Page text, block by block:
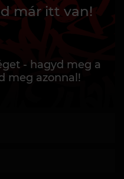
már itt van!
- hagyd meg a
meg azonnal!